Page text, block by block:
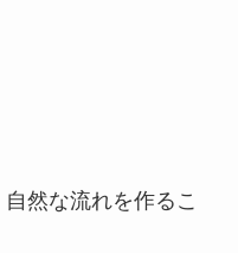
然な流れを作るこ